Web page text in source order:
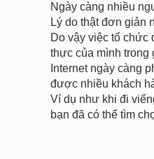
Ngày càng nhiều
Lý do thật đơn giản
Do vậy việc tổ chức
thực của mình trong
Internet ngày càng
được nhiều khách
Ví dụ như khi đi
bạn đã có thể tìm